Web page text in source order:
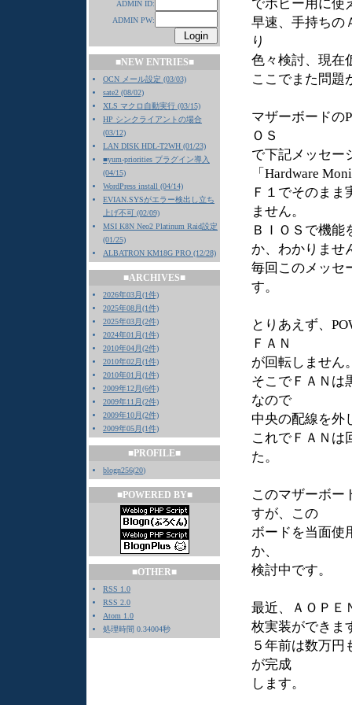
ADMIN ID:
ADMIN PW:
■NEW ENTRIES■
OCN メール設定 (03/03)
sate2 (08/02)
XLS マクロ自動実行 (03/15)
HP シンクライアントの場合
(03/12)
LAN DISK HDL-T2WH (01/23)
■yum-priorities プラグイン導入
(04/15)
WordPress install (04/14)
EVIAN.SYSがエラー検出し立ち
上げ不可 (02/09)
MSI K8N Neo2 Platinum Raid設定
(01/25)
ALBATRON KM18G PRO (12/28)
■ARCHIVES■
2026年03月(1件)
2025年08月(1件)
2025年03月(2件)
2024年01月(1件)
2010年04月(2件)
2010年02月(1件)
2010年01月(1件)
2009年12月(6件)
2009年11月(2件)
2009年10月(2件)
2009年05月(1件)
■PROFILE■
blogn256(20)
■POWERED BY■
■OTHER■
RSS 1.0
RSS 2.0
Atom 1.0
処理時間 0.34004秒
でホビー用に使
早速、手持ちの
り
色々検討、現在
ここでまた問題
マザーボードの
ＯＳ
で下記メッセー
「Hardware
Ｆ１でそのま
ません。
ＢＩＯＳで機能
か、わかりませ
毎回このメッセ
す。
とりあえず、
ＦＡＮ
が回転しません
そこでＦＡＮは
なので
中央の配線を外
これでＦＡＮは
た。
このマザーボー
すが、この
ボードを当面使
か、
検討中です。
最近、ＡＯＰＥ
枚実装ができま
５年前は数万円
が完成
します。